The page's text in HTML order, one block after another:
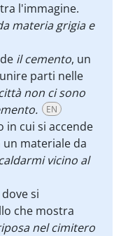
l'immagine.
materia grigia e
il cemento, un
parti nelle
non ci sono
EN
in cui si accende
materiale da
vicino al
si
che mostra
nel cimitero